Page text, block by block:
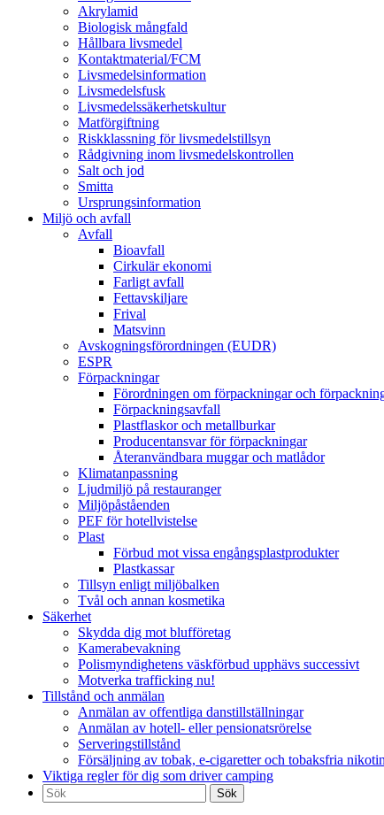
Akrylamid
Biologisk mångfald
Hållbara livsmedel
Kontaktmaterial/FCM
Livsmedelsinformation
Livsmedelsfusk
Livsmedelssäkerhetskultur
Matförgiftning
Riskklassning för livsmedelstillsyn
Rådgivning inom livsmedelskontrollen
Salt och jod
Smitta
Ursprungsinformation
Miljö och avfall
Avfall
Bioavfall
Cirkulär ekonomi
Farligt avfall
Fettavskiljare
Frival
Matsvinn
Avskogningsförordningen (EUDR)
ESPR
Förpackningar
Förordningen om förpackningar och
Förpackningsavfall
Plastflaskor och metallburkar
Producentansvar för förpackningar
Återanvändbara muggar och matlådor
Klimatanpassning
Ljudmiljö på restauranger
Miljöpåståenden
PEF för hotellvistelse
Plast
Förbud mot vissa engångsplastprodukter
Plastkassar
Tillsyn enligt miljöbalken
Tvål och annan kosmetika
Säkerhet
Skydda dig mot blufföretag
Kamerabevakning
Polismyndighetens väskförbud upphävs successivt
Motverka trafficking nu!
Tillstånd och anmälan
Anmälan av offentliga danstillställningar
Anmälan av hotell- eller pensionatsrörelse
Serveringstillstånd
Försäljning av tobak, e-cigaretter och tobaksfria
Viktiga regler för dig som driver camping
Sök
efter: